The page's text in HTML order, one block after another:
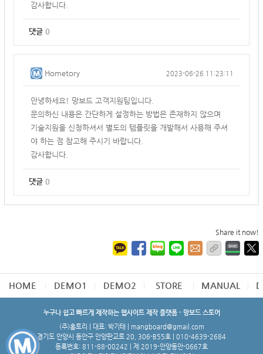
감사합니다.
댓글 0
Hometory 2023-06-26 11:23:11
안녕하세요! 망보드 고객지원팀입니다.
문의하신 내용은 간단하게 설정하는 방법은 존재하지 않으며
기술지원을 신청하셔서 별도의 템플릿을 개발해서 사용해 주셔
야 하는 점 참고해 주시기 바랍니다.
감사합니다.
댓글 0
Share it now!
HOME DEMO1 DEMO2 STORE MANUAL
누구나 쉽고 빠르게 제작하는 웹사이트 제작 플랫폼 - 망보드 스토어
(주)홈토리 | 대표: 박기태 | mangboard@gmail.com
경기도 안양시 동안구 안양판교로 20, 306-B55호 | 010-4639-2684
등록번호: 811-88-00242 | 제 2019-안양동안-0667호